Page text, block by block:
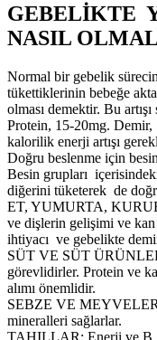
GEBELİKTE
NASIL
Normal bir gebelik
tükettiklerinin bebeğe
olması demektir. Bu
Protein, 15-20mg.
kalorilik enerji artışı
Doğru beslenme için
Besin grupları
diğerini tüketerek de
ET, YUMURTA,
ve dişlerin gelişimi ve
ihtiyacı ve gebelikte
SÜT VE SÜT
görevlidirler. Protein ve
alımı önemlidir.
SEBZE VE
mineralleri sağlarlar.
TAHILLAR: Enerji ve B